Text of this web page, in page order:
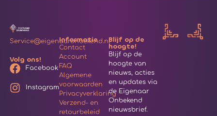
Service@eigenaaronbekend.nl
Volg ons!
Facebook
Instagram
Informatie
Contact
Account
FAQ
Algemene
voorwaarden
Privacyverklaring
Verzend- en
retourbeleid
Blijf op de
hoogte!
Blijf op de
hoogte van
nieuws, acties
en updates via
de Eigenaar
Onbekend
nieuwsbrief.